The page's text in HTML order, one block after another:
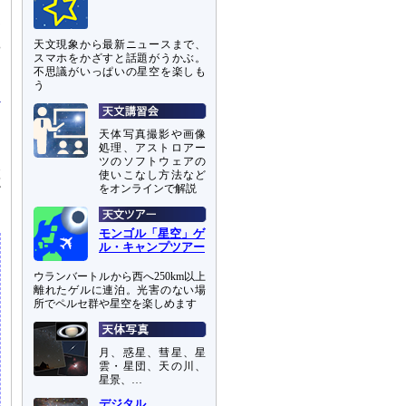
天文現象から最新ニュースまで、
スマホをかざすと話題がうかぶ。
不思議がいっぱいの星空を楽しも
う
天体写真撮影や画像
処理、アストロアー
ツのソフトウェアの
使いこなし方法など
をオンラインで解説
モンゴル「星空」ゲ
ル・キャンプツアー
ウランバートルから西へ250km以上
離れたゲルに連泊。光害のない場
所でペルセ群や星空を楽しめます
月、惑星、彗星、星
雲・星団、天の川、
星景、…